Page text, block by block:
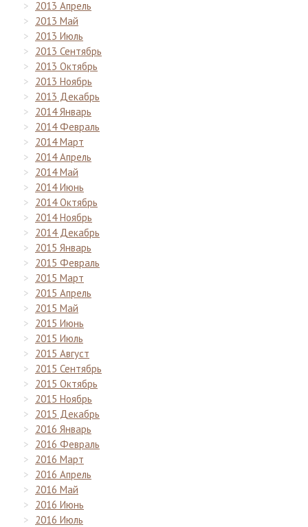
2013 Апрель
2013 Май
2013 Июль
2013 Сентябрь
2013 Октябрь
2013 Ноябрь
2013 Декабрь
2014 Январь
2014 Февраль
2014 Март
2014 Апрель
2014 Май
2014 Июнь
2014 Октябрь
2014 Ноябрь
2014 Декабрь
2015 Январь
2015 Февраль
2015 Март
2015 Апрель
2015 Май
2015 Июнь
2015 Июль
2015 Август
2015 Сентябрь
2015 Октябрь
2015 Ноябрь
2015 Декабрь
2016 Январь
2016 Февраль
2016 Март
2016 Апрель
2016 Май
2016 Июнь
2016 Июль